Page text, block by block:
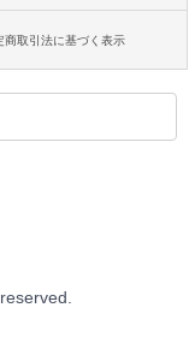
商取引法に基づく表示